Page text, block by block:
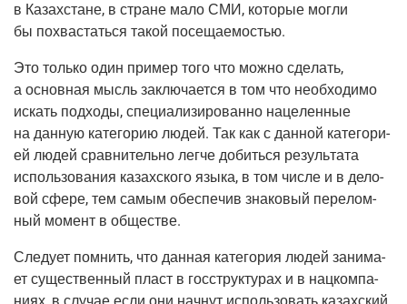
в Казах­стане, в стране мало СМИ, кото­рые мог­ли
бы похва­стать­ся такой посещаемостью.
Это толь­ко один при­мер того что мож­но сде­лать,
а основ­ная мысль заклю­ча­ет­ся в том что необ­хо­ди­мо
искать под­хо­ды, спе­ци­а­ли­зи­ро­ван­но наце­лен­ные
на дан­ную кате­го­рию людей. Так как с дан­ной кате­го­ри­
ей людей срав­ни­тель­но лег­че добить­ся резуль­та­та
исполь­зо­ва­ния казах­ско­го язы­ка, в том чис­ле и в дело­
вой сфе­ре, тем самым обес­пе­чив зна­ко­вый пере­лом­
ный момент в обществе.
Сле­ду­ет пом­нить, что дан­ная кате­го­рия людей зани­ма­
ет суще­ствен­ный пласт в гос­струк­ту­рах и в нац­ком­па­